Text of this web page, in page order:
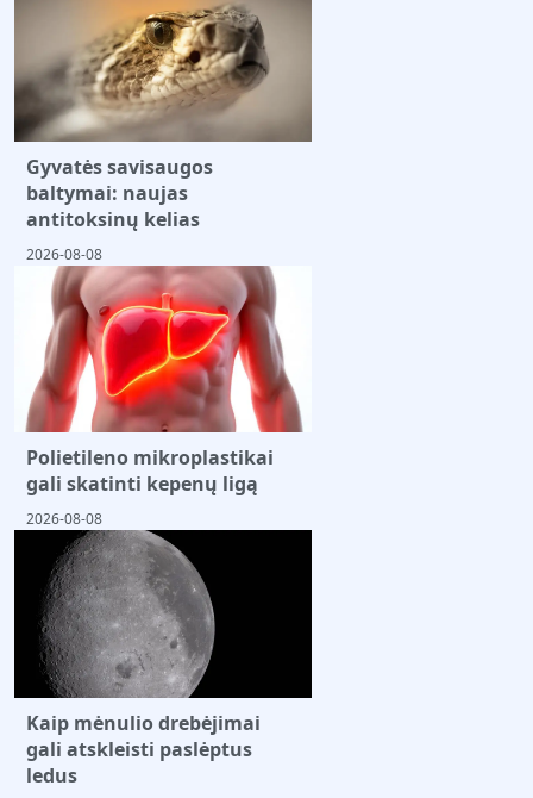
Gyvatės savisaugos
baltymai: naujas
antitoksinų kelias
2026-08-08
Polietileno mikroplastikai
gali skatinti kepenų ligą
2026-08-08
Kaip mėnulio drebėjimai
gali atskleisti paslėptus
ledus